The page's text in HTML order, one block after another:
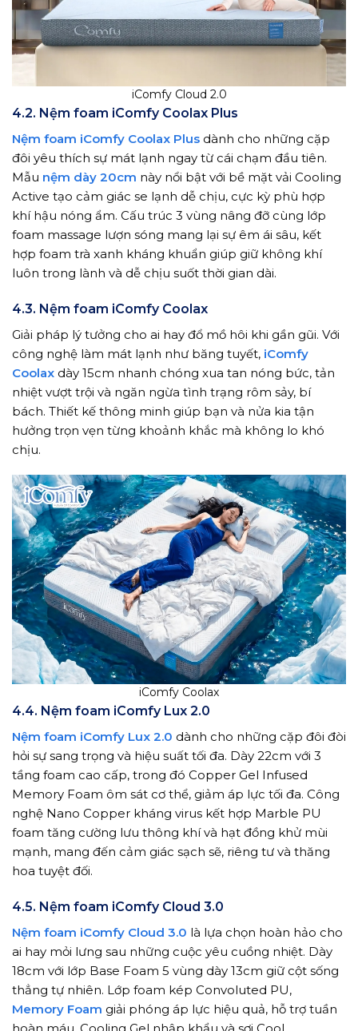
iComfy Cloud 2.0
4.2. Nệm foam iComfy Coolax Plus
Nệm foam iComfy Coolax Plus dành cho những cặp
đôi yêu thích sự mát lạnh ngay từ cái chạm đầu tiên.
Mẫu nệm dày 20cm này nổi bật với bề mặt vải Cooling
Active tạo cảm giác se lạnh dễ chịu, cực kỳ phù hợp
khí hậu nóng ẩm. Cấu trúc 3 vùng nâng đỡ cùng lớp
foam massage lượn sóng mang lại sự êm ái sâu, kết
hợp foam trà xanh kháng khuẩn giúp giữ không khí
luôn trong lành và dễ chịu suốt thời gian dài.
4.3. Nệm foam iComfy Coolax
Giải pháp lý tưởng cho ai hay đổ mồ hôi khi gần gũi. Với
công nghệ làm mát lạnh như băng tuyết, iComfy
Coolax dày 15cm nhanh chóng xua tan nóng bức, tản
nhiệt vượt trội và ngăn ngừa tình trạng rôm sảy, bí
bách. Thiết kế thông minh giúp bạn và nửa kia tận
hưởng trọn vẹn từng khoảnh khắc mà không lo khó
chịu.
iComfy Coolax
4.4. Nệm foam iComfy Lux 2.0
Nệm foam iComfy Lux 2.0 dành cho những cặp đôi đòi
hỏi sự sang trọng và hiệu suất tối đa. Dày 22cm với 3
tầng foam cao cấp, trong đó Copper Gel Infused
Memory Foam ôm sát cơ thể, giảm áp lực tối đa. Công
nghệ Nano Copper kháng virus kết hợp Marble PU
foam tăng cường lưu thông khí và hạt đồng khử mùi
mạnh, mang đến cảm giác sạch sẽ, riêng tư và thăng
hoa tuyệt đối.
4.5. Nệm foam iComfy Cloud 3.0
Nệm foam iComfy Cloud 3.0 là lựa chọn hoàn hảo cho
ai hay mỏi lưng sau những cuộc yêu cuồng nhiệt. Dày
18cm với lớp Base Foam 5 vùng dày 13cm giữ cột sống
thẳng tự nhiên. Lớp foam kép Convoluted PU,
Memory Foam giải phóng áp lực hiệu quả, hỗ trợ tuần